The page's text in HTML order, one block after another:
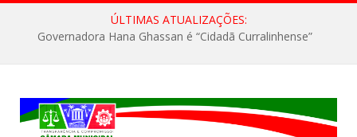
ÚLTIMAS ATUALIZAÇÕES:
Governadora Hana Ghassan é “Cidadã Curralinhense”